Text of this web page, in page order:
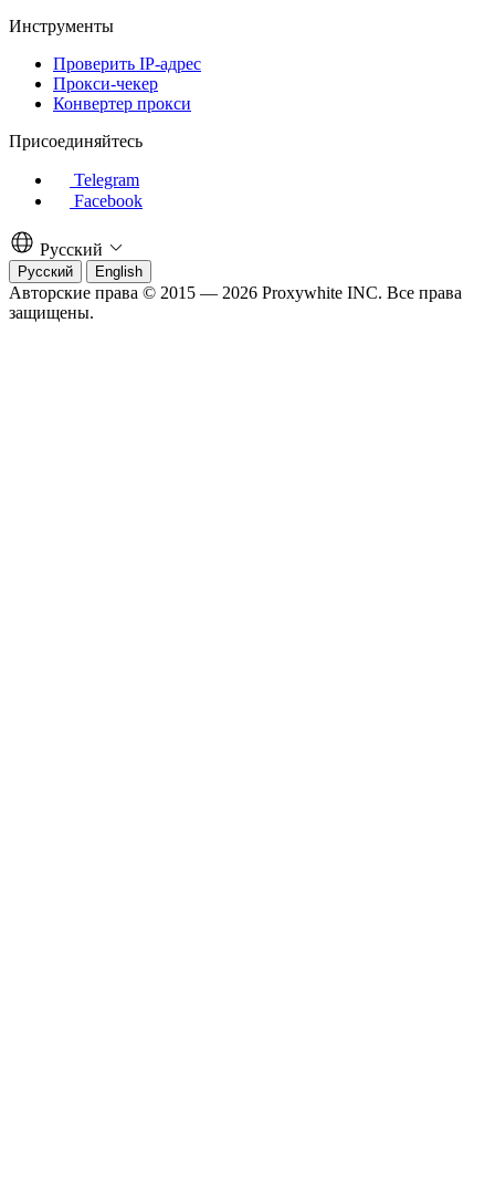
Инструменты
Проверить IP-адрес
Прокси-чекер
Конвертер прокси
Присоединяйтесь
Telegram
Facebook
Русский
Русский English
Авторские права © 2015 — 2026 Proxywhite INC. Все права
защищены.